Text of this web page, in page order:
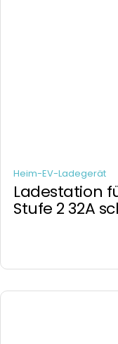
Heim-EV-Ladegerät
Ladestation
Stufe 2 32A